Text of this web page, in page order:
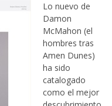
Lo nuevo de
Damon
McMahon (el
hombres tras
Amen Dunes)
ha sido
catalogado
como el mejor